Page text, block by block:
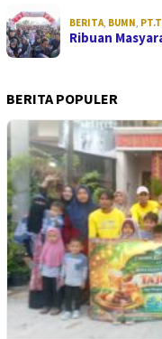
BERITA, BUMN,
Ribuan
BERITA POPULER